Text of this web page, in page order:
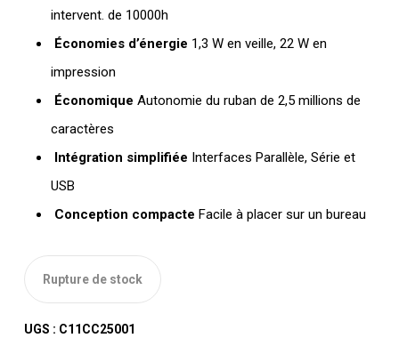
intervent. de 10000h
Économies d’énergie 1,3 W en veille, 22 W en
impression
Économique Autonomie du ruban de 2,5 millions de
caractères
Intégration simplifiée Interfaces Parallèle, Série et
USB
Conception compacte Facile à placer sur un bureau
Rupture de stock
UGS : C11CC25001